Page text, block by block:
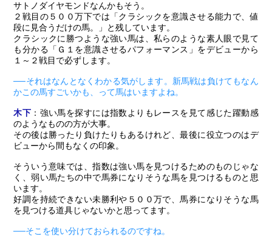
サトノダイヤモンドなんかもそう。
２戦目の５００万下では「クラシックを意識させる能力で、値
段に見合うだけの馬。」と残しています。
クラシックに勝つような強い馬は、私らのような素人眼で見て
も分かる「Ｇ１を意識させるパフォーマンス」をデビューから
１～２戦目で必ずします。
──それはなんとなくわかる気がします。新馬戦は負けてもなん
かこの馬すごいかも、って馬はいますよね。
木下 ：強い馬を探すには指数よりもレースを見て感じた躍動感
のようなものの方が大事。
その後は勝ったり負けたりもあるけれど、最後に役立つのはデ
ビューから間もなくの印象。
そういう意味では、指数は強い馬を見つけるためのものじゃな
く、弱い馬たちの中で馬券になりそうな馬を見つけるものと思
います。
好調を持続できない未勝利や５００万で、馬券になりそうな馬
を見つける道具じゃないかと思ってます。
──そこを使い分けておられるのですね。